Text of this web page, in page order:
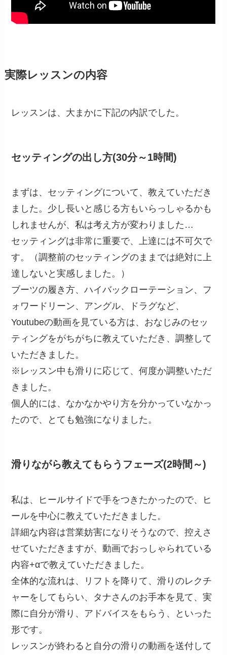
実際レッスンの内容
レッスンは、大まかに下記の内訳でした。
セッティングの出し方(30分～1時間)
まずは、セッティングについて、教えていただき
ました。少し長いと感じる方もいらっしゃるかも
しれませんが、私は考え方が変わりました…
セッティングは非常に重要で、上達には不可欠で
す。（調整前のセッティングのままでは絶対に上
達しないと実感しました。）
ブーツの履き方、ハイバックローテーション、フ
ォワードリーン、アングル、ドラグなど、
Youtubeの動画を見ている方は、おなじみのセッ
ティングをがちがちに教えていただき、調整して
いただきました。
※レッスン中も滑りに応じて、何度か調整いただ
きました。
個人的には、なかなかやり方を分かっていなかっ
たので、とても勉強になりました。
滑りながら教えてもらうフェーズ(2時間～)
私は、ヒールサイドで手をつきたかったので、ヒ
ールを中心に教えていただきました。
詳細な内容は営業妨害になりそうなので、控えさ
せていただきますが、動画でおっしゃられている
内容+αで教えていただきました。
全体的な流れは、リフトを降りて、滑りのレクチ
ャーをしてもらい、タナさんのお手本を見て、実
際に自分が滑り、アドバイスをもらう、といった
形です。
レッスンが終わると自分の滑りの動画を送付して